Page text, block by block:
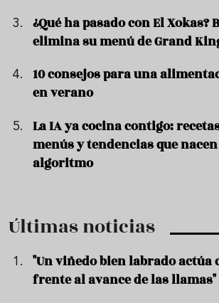
¿Qué ha pasado con El Xokas?
elimina su menú de Grand
10 consejos para una
en verano
La IA ya cocina contigo:
menús y tendencias que
algoritmo
Últimas noticias
"Un viñedo bien labrado actúa
frente al avance de las llamas"